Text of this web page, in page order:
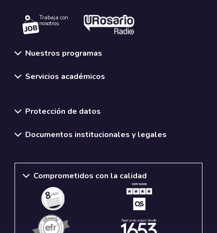
Trabaja con
nosotros.
Nuestros programas
Servicios académicos
Protección de datos
Documentos institucionales y legales
Comprometidos con la calidad